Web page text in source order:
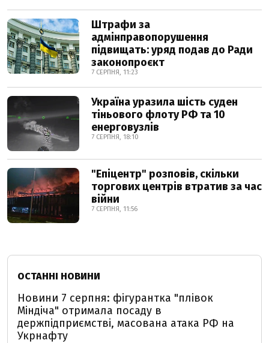
Штрафи за
адмінправопорушення
підвищать: уряд подав до Ради
законопроєкт
7 СЕРПНЯ, 11:23
Україна уразила шість суден
тіньового флоту РФ та 10
енерговузлів
7 СЕРПНЯ, 18:10
"Епіцентр" розповів, скільки
торгових центрів втратив за час
війни
7 СЕРПНЯ, 11:56
ОСТАННІ НОВИНИ
Новини 7 серпня: фігурантка "плівок
Міндіча" отримала посаду в
держпідприємстві, масована атака РФ на
Укрнафту